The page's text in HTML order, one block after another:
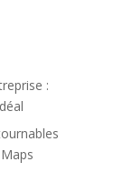
: